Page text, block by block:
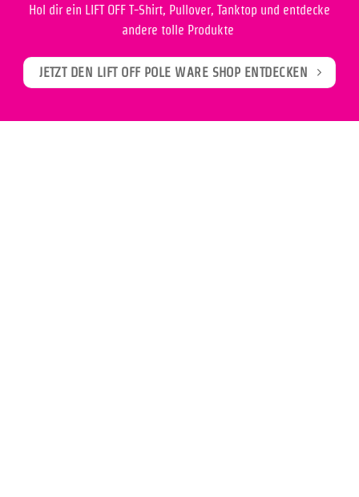
Hol dir ein LIFT OFF T-Shirt, Pullover, Tanktop und entdecke
andere tolle Produkte
JETZT DEN LIFT OFF POLE WARE SHOP ENTDECKEN